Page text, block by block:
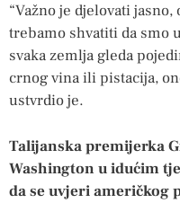
“Važno je djelovati
trebamo shvatiti da smo
svaka zemlja gleda
crnog vina ili pistacija,
ustvrdio je.
Talijanska premijerka
Washington u idućim
da se uvjeri američkog